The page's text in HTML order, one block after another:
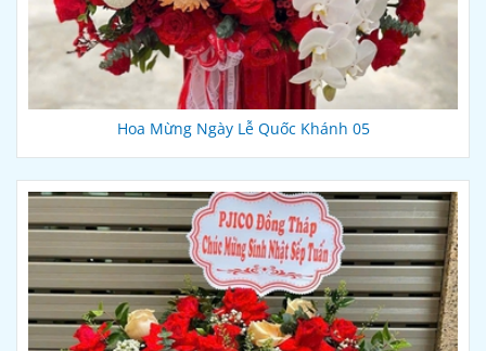
Hoa Mừng Ngày Lễ Quốc Khánh 05